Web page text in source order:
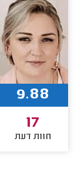
9.88
17
חוות דעת